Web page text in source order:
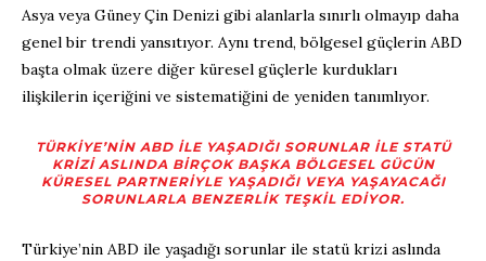
Asya veya Güney Çin Denizi gibi alanlarla sınırlı olmayıp daha
genel bir trendi yansıtıyor. Aynı trend, bölgesel güçlerin ABD
başta olmak üzere diğer küresel güçlerle kurdukları
ilişkilerin içeriğini ve sistematiğini de yeniden tanımlıyor.
TÜRKIYE’NIN ABD ILE YAŞADIĞI SORUNLAR ILE STATÜ
KRIZI ASLINDA BIRÇOK BAŞKA BÖLGESEL GÜCÜN
KÜRESEL PARTNERIYLE YAŞADIĞI VEYA YAŞAYACAĞI
SORUNLARLA BENZERLIK TEŞKIL EDIYOR.
Türkiye’nin ABD ile yaşadığı sorunlar ile statü krizi aslında